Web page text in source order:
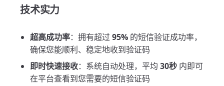
技术实力
超高成功率：拥有超过 95% 的短信验证成功率，
确保您能顺利、稳定地收到验证码
即时快速接收：系统自动处理，平均 30秒 内即可
在平台查看到您需要的短信验证码